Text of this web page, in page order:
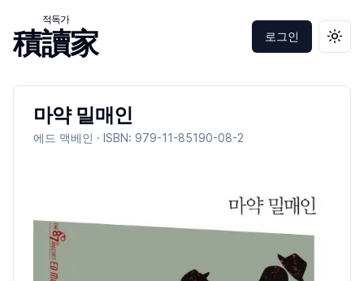
積讀家
적독가
로그인 테마
마약 밀매인
에드 맥베인 · ISBN: 979-11-85190-08-2